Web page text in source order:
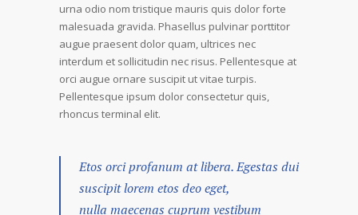
urna odio nom tristique mauris quis dolor forte
malesuada gravida. Phasellus pulvinar porttitor
augue praesent dolor quam, ultrices nec
interdum et sollicitudin nec risus. Pellentesque at
orci augue ornare suscipit ut vitae turpis.
Pellentesque ipsum dolor consectetur quis,
rhoncus terminal elit.
Etos orci profanum at libera. Egestas dui
suscipit lorem etos deo eget,
nulla maecenas cuprum vestibum